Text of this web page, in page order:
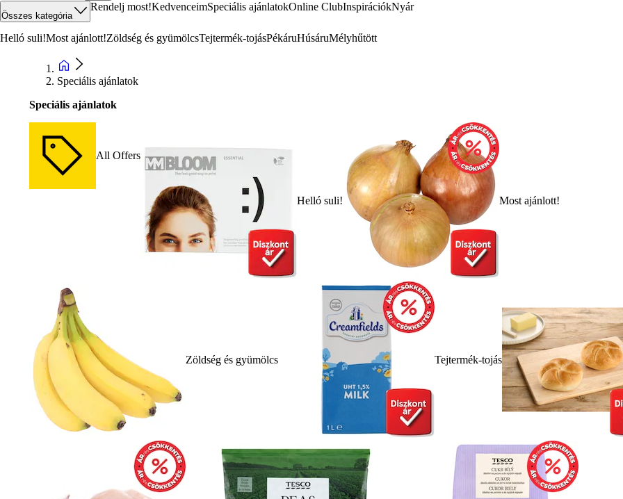
Összes kategória
Rendelj most!KedvenceimSpeciális ajánlatokOnline ClubInspirációkNyár
Helló suli!Most ajánlott!Zöldség és gyümölcsTejtermék-tojásPékáruHúsáruMélyhűtött
Speciális ajánlatok
Speciális ajánlatok
All Offers
Helló suli! Most ajánlott!
Zöldség és gyümölcs Tejtermék-tojás